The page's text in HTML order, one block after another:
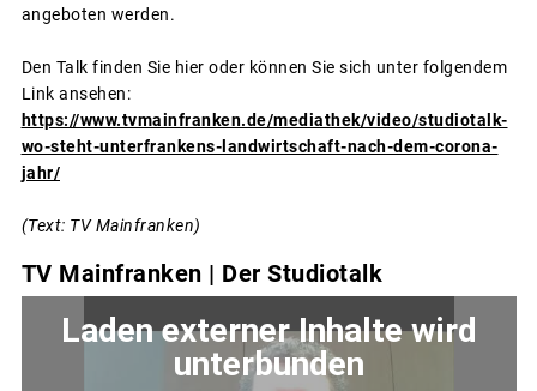
angeboten werden.
Den Talk finden Sie hier oder können Sie sich unter folgendem
Link ansehen:
https://www.tvmainfranken.de/mediathek/video/studiotalk-
wo-steht-unterfrankens-landwirtschaft-nach-dem-corona-
jahr/
(Text: TV Mainfranken)
TV Mainfranken | Der Studiotalk